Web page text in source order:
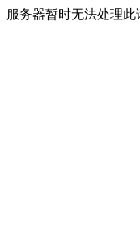
服务器暂时无法处理此